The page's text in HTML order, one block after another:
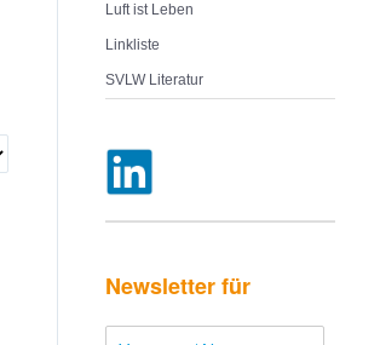
Luft ist Leben
Linkliste
SVLW Literatur
Newsletter für